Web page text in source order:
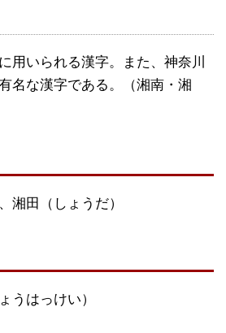
用いられる漢字。また、神奈川
名な漢字である。（湘南・湘
湘田（しょうだ）
うはっけい）